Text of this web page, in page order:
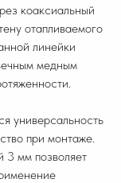
коаксиальный
отапливаемого
линейки
медным
универсальность
при монтаже.
3 мм позволяет